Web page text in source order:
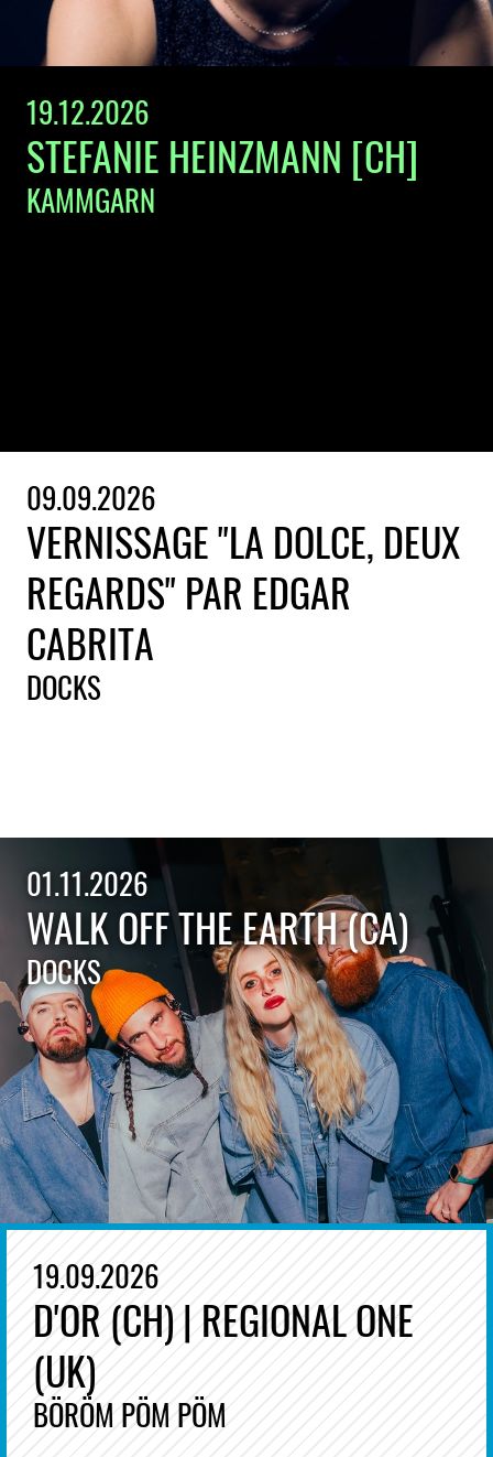
19.12.2026
STEFANIE HEINZMANN [CH]
KAMMGARN
09.09.2026
VERNISSAGE "LA DOLCE, DEUX
REGARDS" PAR EDGAR
CABRITA
DOCKS
01.11.2026
WALK OFF THE EARTH (CA)
DOCKS
19.09.2026
D'OR (CH) | REGIONAL ONE
(UK)
BÖRÖM PÖM PÖM